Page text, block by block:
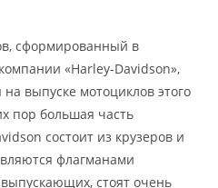
сформированный в
«Harley-Davidson»,
выпуске мотоциклов этого
пор большая часть
состоит из крузеров и
флагманами
стоят очень